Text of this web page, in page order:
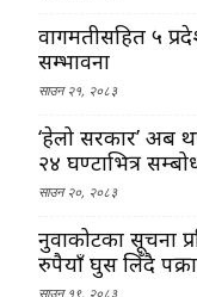
वागमतीसहित ५
सम्भावना
साउन २१, २०८३
‘हेलो सरकार’ अब
२४ घण्टाभित्र
साउन २०, २०८३
नुवाकोटका सूचना
रुपैयाँ घुस लिँदै
साउन १९, २०८३